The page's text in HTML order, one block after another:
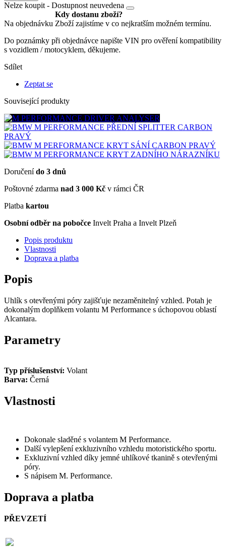
Nelze koupit - Dostupnost neuvedena
Na objednávku
Kdy dostanu zboží?
Zboží zajistíme v co nejkratším možném termínu.
Do poznámky při objednávce napište VIN pro ověření kompatibility
s vozidlem / motocyklem, děkujeme.
Sdílet
Zeptat se
Související produkty
Doručenído 3 dnů
Poštovné zdarma nad 3 000 Kč v rámci ČR
Platba kartou
Osobní odběr na pobočce Invelt Praha a Invelt Plzeň
Popis produktu
Vlastnosti
Doprava a platba
Popis
Uhlík s otevřenými póry zajišťuje nezaměnitelný vzhled. Potah je
dokonalým doplňkem volantu M Performance s úchopovou oblastí
Alcantara.
Parametry
Typ příslušenství: Volant
Barva: Černá
Vlastnosti
Dokonale sladěné s volantem M Performance.
Další vylepšení exkluzivního vzhledu motoristického sportu.
Exkluzivní vzhled díky jemné uhlíkové tkanině s otevřenými
póry.
S nápisem M. Performance.
Doprava a platba
PŘEVZETÍ